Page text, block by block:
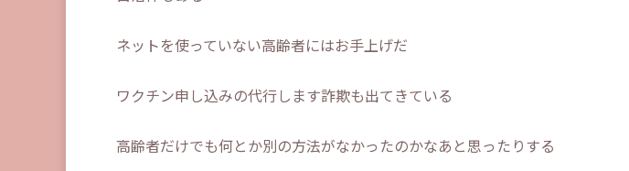
ネットを使っていない高齢者にはお手上げだ
ワクチン申し込みの代行します詐欺も出てきている
高齢者だけでも何とか別の方法がなかったのかなあと思ったりする